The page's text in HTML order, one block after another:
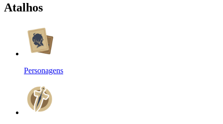
Atalhos
Personagens